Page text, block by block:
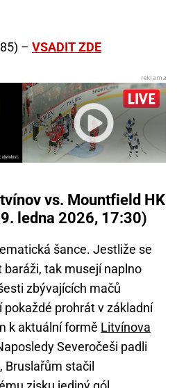
– VSADIT ZDE
vs. Mountfield HK
ledna 2026, 17:30)
šance. Jestliže se
tak musejí naplno
zbývajících mačů
pokaždé prohrát v základní
k aktuální formě Litvínova
Severočeši padli
Bruslařům stačil